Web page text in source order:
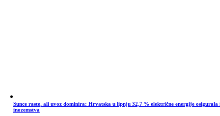
Sunce raste, ali uvoz dominira: Hrvatska u lipnju 32,7 % električne energije osigurala
inozemstva